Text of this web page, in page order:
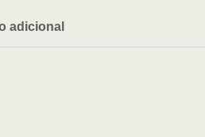
adicional